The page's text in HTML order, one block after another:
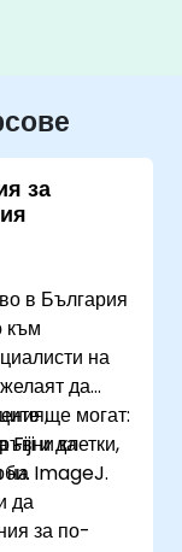
за
в България
към
на
да
клетки,
ще могат:
Fiji и да
на ImageJ.
да
за по-